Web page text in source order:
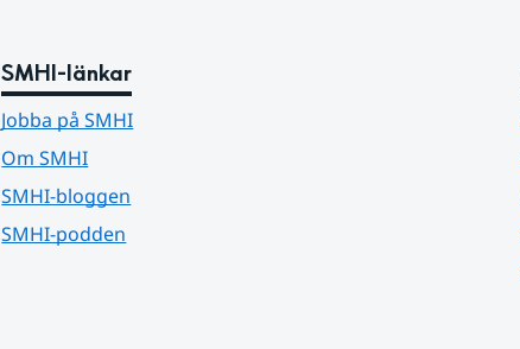
SMHI-länkar
Jobba på SMHI
Om SMHI
SMHI-bloggen
SMHI-podden